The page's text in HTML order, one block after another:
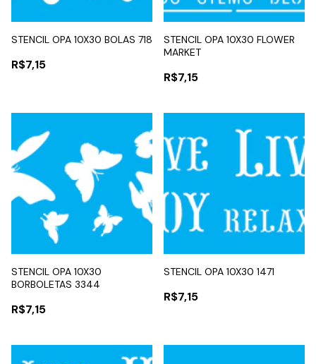
STENCIL OPA 10X30 BOLAS 718
R$7,15
STENCIL OPA 10X30 FLOWER
MARKET
R$7,15
STENCIL OPA 10X30
BORBOLETAS 3344
R$7,15
STENCIL OPA 10X30 1471
R$7,15